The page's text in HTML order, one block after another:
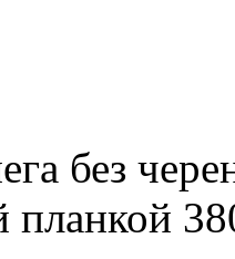
без
планкой